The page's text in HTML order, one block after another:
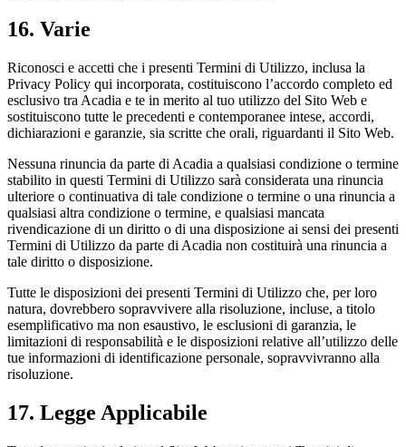
16. Varie
Riconosci e accetti che i presenti Termini di Utilizzo, inclusa la
Privacy Policy qui incorporata, costituiscono l’accordo completo ed
esclusivo tra Acadia e te in merito al tuo utilizzo del Sito Web e
sostituiscono tutte le precedenti e contemporanee intese, accordi,
dichiarazioni e garanzie, sia scritte che orali, riguardanti il Sito Web.
Nessuna rinuncia da parte di Acadia a qualsiasi condizione o termine
stabilito in questi Termini di Utilizzo sarà considerata una rinuncia
ulteriore o continuativa di tale condizione o termine o una rinuncia a
qualsiasi altra condizione o termine, e qualsiasi mancata
rivendicazione di un diritto o di una disposizione ai sensi dei presenti
Termini di Utilizzo da parte di Acadia non costituirà una rinuncia a
tale diritto o disposizione.
Tutte le disposizioni dei presenti Termini di Utilizzo che, per loro
natura, dovrebbero sopravvivere alla risoluzione, incluse, a titolo
esemplificativo ma non esaustivo, le esclusioni di garanzia, le
limitazioni di responsabilità e le disposizioni relative all’utilizzo delle
tue informazioni di identificazione personale, sopravvivranno alla
risoluzione.
17. Legge Applicabile